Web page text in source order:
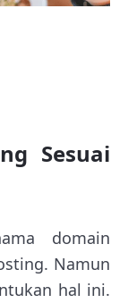
Sesuai
domain
Namun
hal ini.